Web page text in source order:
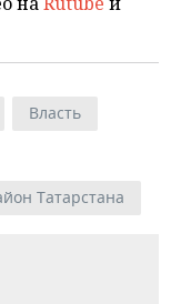
Власть
Татарстана